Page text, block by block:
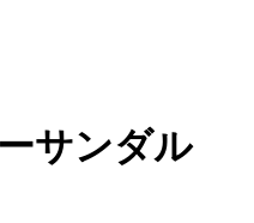
サンダル